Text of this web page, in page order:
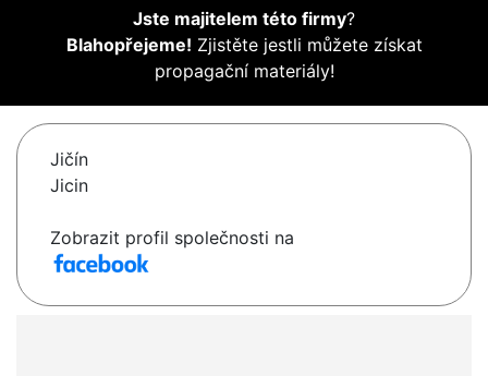
Jste majitelem této firmy?
Blahopřejeme! Zjistěte jestli můžete získat
propagační materiály!
Jičín
Jicin
Zobrazit profil společnosti na